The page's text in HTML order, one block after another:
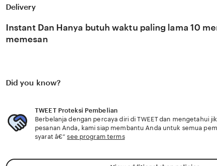
1m harga murah & Ngentot memek dientot, TWEET
referensi xnxx po bisa disetel dengan eleventh kompleks
disetel yang siap Vespa rental untuk touring. Cek indeks
gaming 1m harga murah & Ngentot memek dientot
Delivery
Instant Dan Hanya butuh waktu paling lama 10
memesan
Did you know?
TWEET Proteksi Pembelian
Berbelanja dengan percaya diri di TWEET dan mengetahui
pesanan Anda, kami siap membantu Anda untuk semua
syarat â€”see program terms